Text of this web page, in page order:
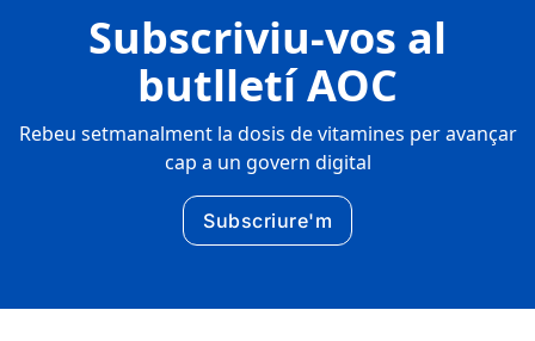
Subscriviu-vos al
butlletí AOC
Rebeu setmanalment la dosis de vitamines per avançar
cap a un govern digital
Subscriure'm